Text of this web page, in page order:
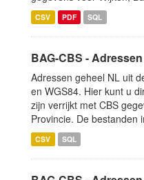
CSV PDF SQL
BAG-CBS -
Adressen geheel NL uit
en WGS84. Hier kunt u
zijn verrijkt met CBS
Provincie. De bestanden
CSV SQL